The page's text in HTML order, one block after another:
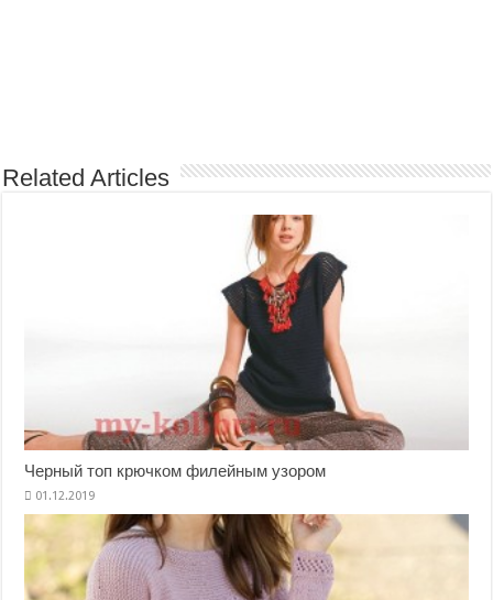
Related Articles
Черный топ крючком филейным узором